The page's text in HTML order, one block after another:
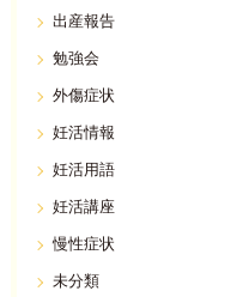
出産報告
勉強会
外傷症状
妊活情報
妊活用語
妊活講座
慢性症状
未分類